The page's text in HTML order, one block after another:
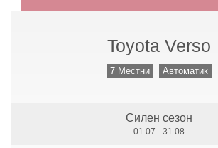
Ръчни скорости
7 Местни
Toyota Verso
7 Местни Автоматик
Силен сезон
01.07 - 31.08